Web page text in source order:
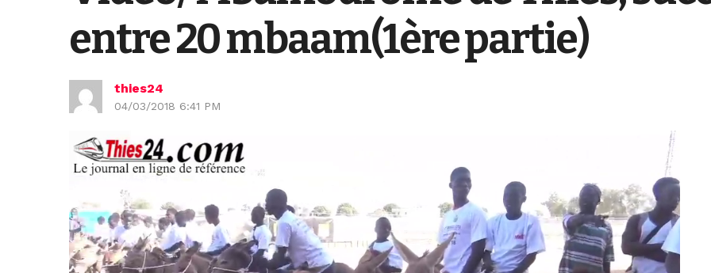
entre 20 mbaam(1ère partie)
thies24
04/03/2018 6:41 PM